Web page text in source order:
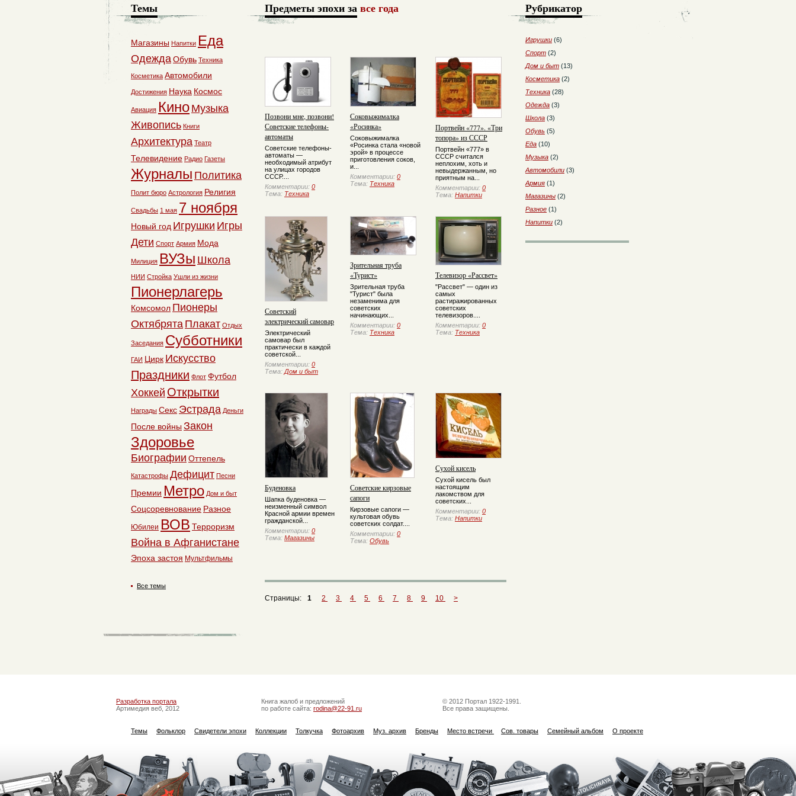
Предметы эпохи завсе года
Позвони мне, позвони!
Советские телефоны-
автоматы
Советские телефоны-
автоматы —
необходимый атрибут
на улицах городов
СССР....
Комментарии: 0
Тема: Техника
Соковыжималка
«Росинка»
Соковыжималка
«Росинка стала «новой
эрой» в процессе
приготовления соков,
и...
Комментарии: 0
Тема: Техника
Портвейн «777». «Три
топора» из СССР
Портвейн «777» в
СССР считался
неплохим, хоть и
невыдержанным, но
приятным на...
Комментарии: 0
Тема: Напитки
Советский
электрический самовар
Электрический
самовар был
практически в каждой
советской...
Комментарии: 0
Тема: Дом и быт
Зрительная труба
«Турист»
Зрительная труба
"Турист" была
незаменима для
советских
начинающих...
Комментарии: 0
Тема: Техника
Телевизор «Рассвет»
"Рассвет" — один из
самых
растиражированных
советских
телевизоров....
Комментарии: 0
Тема: Техника
Буденовка
Шапка буденовка —
неизменный символ
Красной армии времен
гражданской...
Комментарии: 0
Тема: Магазины
Советские кирзовые
сапоги
Кирзовые сапоги —
культовая обувь
советских солдат....
Комментарии: 0
Тема: Обувь
Сухой кисель
Сухой кисель был
настоящим
лакомством для
советских...
Комментарии: 0
Тема: Напитки
Страницы: 1 2 3 4 5 6 7 8 9 10 >
Рубрикатор
Игрушки (6)
Спорт (2)
Дом и быт (13)
Косметика (2)
Техника (28)
Одежда (3)
Школа (3)
Обувь (5)
Еда (10)
Музыка (2)
Автомобили (3)
Армия (1)
Магазины (2)
Разное (1)
Напитки (2)
Темы
Магазины Напитки Еда
ОдеждаОбувь Техника
Косметика Автомобили
Достижения Наука Космос
Авиация Кино Музыка
Живопись Книги
Архитектура Театр
Телевидение Радио Газеты
Журналы Политика
Полит бюро Астрология Религия
Свадьбы 1 мая 7 ноября
Новый год Игрушки Игры
Дети Спорт Армия Мода
Милиция ВУЗы Школа
НИИ Стройка Ушли из жизни
Пионерлагерь
Комсомол Пионеры
Октябрята Плакат Отдых
Заседания Субботники
ГАИ Цирк Искусство
Праздники Флот Футбол
Хоккей Открытки
Награды Секс Эстрада Деньги
После войны Закон
Здоровье
Биографии Оттепель
Катастрофы Дефицит Песни
Премии Метро Дом и быт
Соцсоревнование Разное
Юбилеи ВОВ Терроризм
Война в Афганистане
Эпоха застоя Мультфильмы
Все темы
Разработка портала
Артимедия веб, 2012
Книга жалоб и предложений
по работе сайта: rodina@22-91.ru
© 2012 Портал 1922-1991.
Все права защищены.
Темы Фольклор Свидетели эпохи Коллекции Толкучка Фотоархив Муз. архив Бренды Место встречи Сов. товары Семейный альбом О проекте